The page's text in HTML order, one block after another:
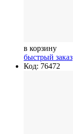
в корзину
быстрый заказ
Код: 76472